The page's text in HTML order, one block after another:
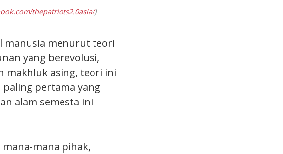
thepatriots2.0asia/)
manusia menurut teori
yang berevolusi,
makhluk asing, teori ini
paling pertama yang
alam semesta ini
mana pihak,